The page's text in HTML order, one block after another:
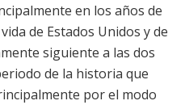
en los años de
de Estados Unidos y de
siguiente a las dos
de la historia que
por el modo